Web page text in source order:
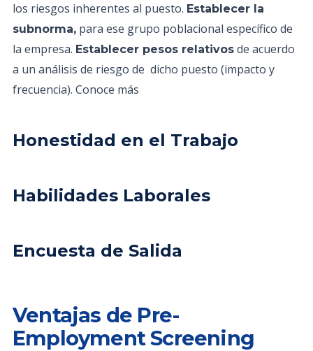
los riesgos inherentes al puesto. Establecer la
subnorma, para ese grupo poblacional específico de
la empresa. Establecer pesos relativos de acuerdo
a un análisis de riesgo de dicho puesto (impacto y
frecuencia). Conoce más
Honestidad en el Trabajo
Habilidades Laborales
Encuesta de Salida
Ventajas de Pre-
Employment Screening